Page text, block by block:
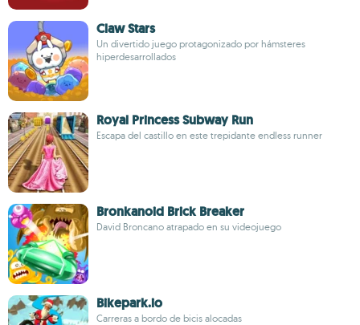
Claw Stars
Un divertido juego protagonizado por hámsteres
hiperdesarrollados
Royal Princess Subway Run
Escapa del castillo en este trepidante endless runner
Bronkanoid Brick Breaker
David Broncano atrapado en su videojuego
Bikepark.io
Carreras a bordo de bicis alocadas